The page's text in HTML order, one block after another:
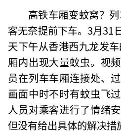
高铁车厢变蚊窝？
客无奈提前下车。3月31
天下午从香港西九龙发
厢内出现大量蚊虫。视
员在列车车厢连接处、
画面中时不时有蚊虫飞
人员对乘客进行了情绪
但没有给出具体的解决措